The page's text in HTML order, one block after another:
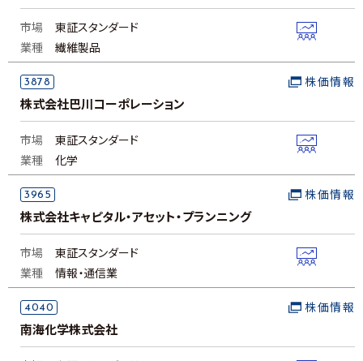
市場
東証スタンダード
業種
繊維製品
3878
株式会社巴川コーポレーション
株価情報
市場
東証スタンダード
業種
化学
3965
株式会社キャピタル・アセット・プランニング
株価情報
市場
東証スタンダード
業種
情報・通信業
4040
南海化学株式会社
株価情報